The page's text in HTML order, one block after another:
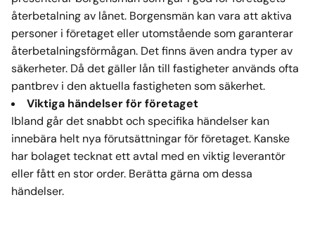
återbetalning av lånet. Borgensmän kan vara att aktiva
personer i företaget eller utomstående som garanterar
återbetalningsförmågan. Det finns även andra typer av
säkerheter. Då det gäller lån till fastigheter används ofta
pantbrev i den aktuella fastigheten som säkerhet.
Viktiga händelser för företaget
Ibland går det snabbt och specifika händelser kan
innebära helt nya förutsättningar för företaget. Kanske
har bolaget tecknat ett avtal med en viktig leverantör
eller fått en stor order. Berätta gärna om dessa
händelser.